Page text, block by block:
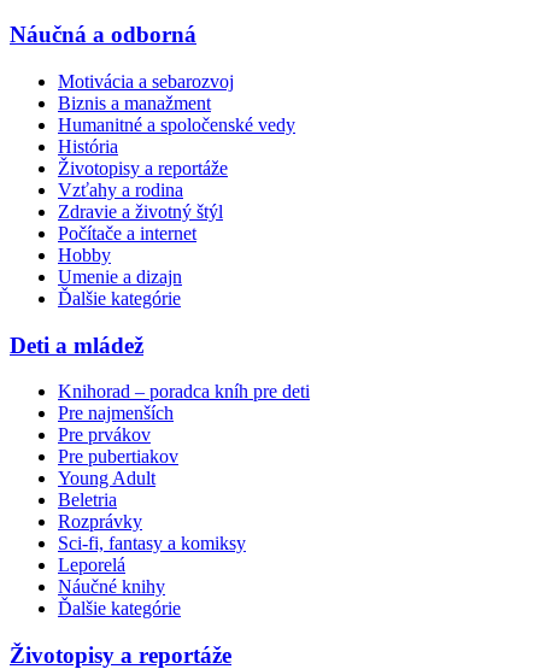
Náučná a odborná
Motivácia a sebarozvoj
Biznis a manažment
Humanitné a spoločenské vedy
História
Životopisy a reportáže
Vzťahy a rodina
Zdravie a životný štýl
Počítače a internet
Hobby
Umenie a dizajn
Ďalšie kategórie
Deti a mládež
Knihorad – poradca kníh pre deti
Pre najmenších
Pre prvákov
Pre pubertiakov
Young Adult
Beletria
Rozprávky
Sci-fi, fantasy a komiksy
Leporelá
Náučné knihy
Ďalšie kategórie
Životopisy a reportáže